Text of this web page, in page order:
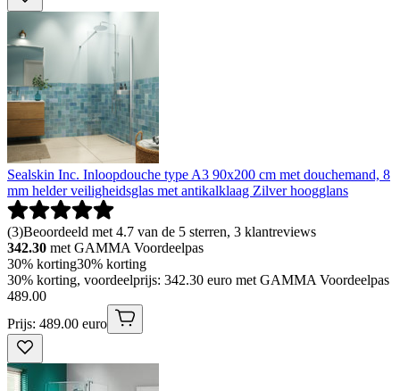
Sealskin Inc. Inloopdouche type A3 90x200 cm met douchemand, 8
mm helder veiligheidsglas met antikalklaag Zilver hoogglans
(3)Beoordeeld met 4.7 van de 5 sterren, 3 klantreviews
342.30 met GAMMA Voordeelpas
30% korting30% korting
30% korting, voordeelprijs: 342.30 euro met GAMMA Voordeelpas
489.00
Prijs: 489.00 euro